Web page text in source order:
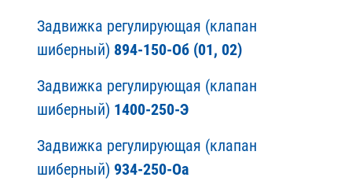
Задвижка регулирующая (клапан
шиберный) 894-150-Об (01, 02)
Задвижка регулирующая (клапан
шиберный) 1400-250-Э
Задвижка регулирующая (клапан
шиберный) 934-250-Оа